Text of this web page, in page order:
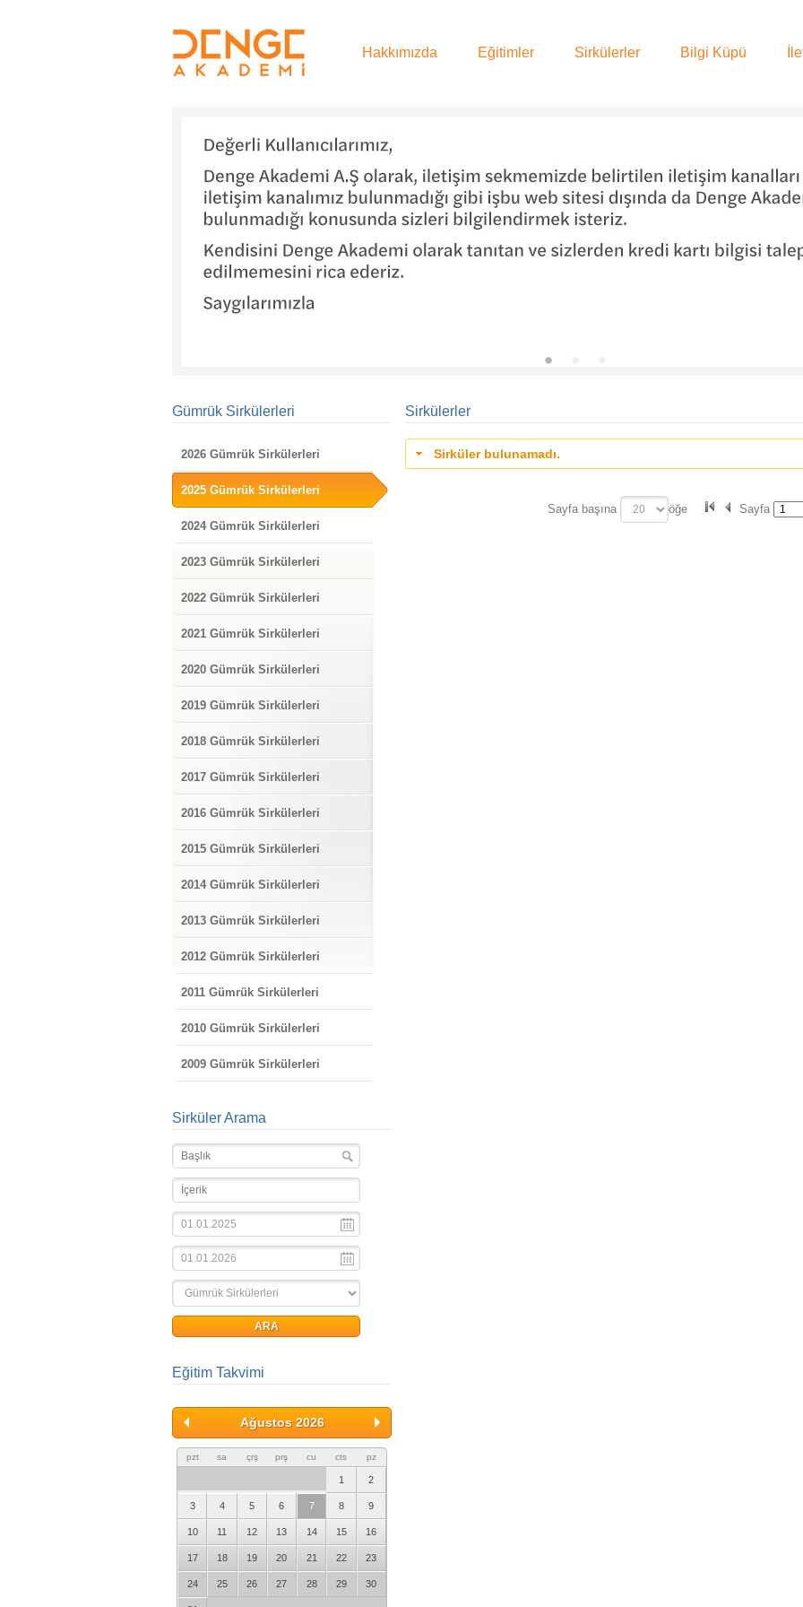
Hakkımızda Eğitimler Sirkülerler Bilgi Küpü
Gümrük Sirkülerleri
2026 Gümrük Sirkülerleri
2025 Gümrük Sirkülerleri
2024 Gümrük Sirkülerleri
2023 Gümrük Sirkülerleri
2022 Gümrük Sirkülerleri
2021 Gümrük Sirkülerleri
2020 Gümrük Sirkülerleri
2019 Gümrük Sirkülerleri
2018 Gümrük Sirkülerleri
2017 Gümrük Sirkülerleri
2016 Gümrük Sirkülerleri
2015 Gümrük Sirkülerleri
2014 Gümrük Sirkülerleri
2013 Gümrük Sirkülerleri
2012 Gümrük Sirkülerleri
2011 Gümrük Sirkülerleri
2010 Gümrük Sirkülerleri
2009 Gümrük Sirkülerleri
Sirküler Arama
Eğitim Takvimi
Ağustos 2026
pzt sa çrş prş cu cts pz
1 2
3 4 5 6 7 8 9
10 11 12 13 14 15 16
17 18 19 20 21 22 23
24 25 26 27 28 29 30
Sirkülerler
Sirküler bulunamadı.
Sayfa başına öğe Sayfa